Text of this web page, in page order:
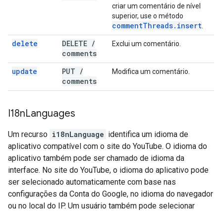
criar um comentário de nível
superior, use o método
commentThreads. insert
delete DELETE /
comments
Exclui um comentário.
update PUT /
comments
Modifica um comentário.
I18nLanguages
Um recurso i18nLanguage identifica um idioma de
aplicativo compatível com o site do YouTube. O idioma do
aplicativo também pode ser chamado de idioma da
interface. No site do YouTube, o idioma do aplicativo pode
ser selecionado automaticamente com base nas
configurações da Conta do Google, no idioma do navegador
ou no local do IP. Um usuário também pode selecionar